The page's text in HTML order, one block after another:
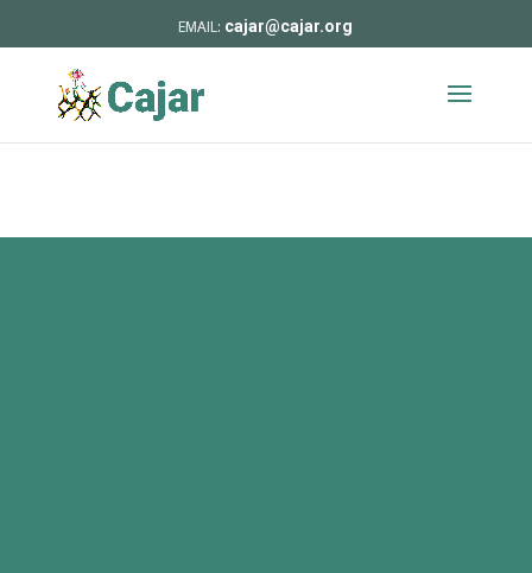
cajar@cajar.org